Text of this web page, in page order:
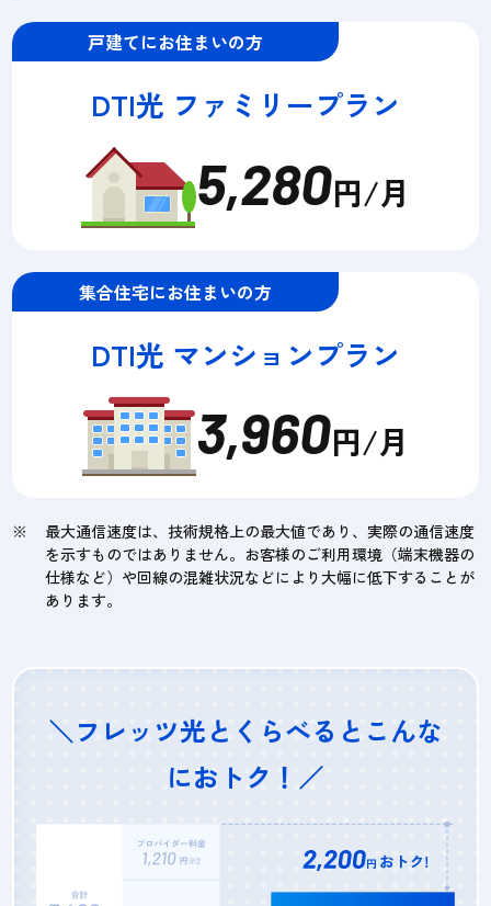
戸建てにお住まいの方
DTI光 ファミリープラン
5,280円/月
集合住宅にお住まいの方
DTI光 マンションプラン
3,960円/月
最大通信速度は、技術規格上の最大値であり、実際の通信速度
を示すものではありません。お客様のご利用環境（端末機器の
仕様など）や回線の混雑状況などにより大幅に低下することが
あります。
＼フレッツ光とくらべるとこんな
におトク！／